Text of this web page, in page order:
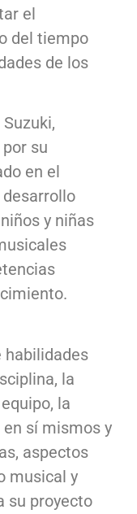
el
del tiempo
de los
su
en el
y niñas
habilidades
la
la
sí mismos y
aspectos
musical y
su proyecto